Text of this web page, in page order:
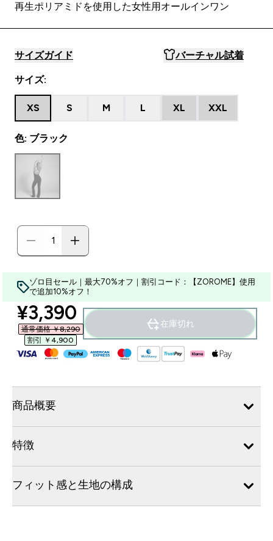
再生ポリアミドを使用した女性用オールインワン
サイズガイド バーチャル試着
サイズ:
XS S M L XL XXL
色: ブラック
ゾロ目セール｜最大70%オフ｜割引コード：【ZOROME】使用
で追加10%オフ！
discounted price
¥3,390‎
通常価格 ￥8,290‎
割引 ￥4,900‎
在庫切れ
商品概要
特徴
フィット感と生地の構成